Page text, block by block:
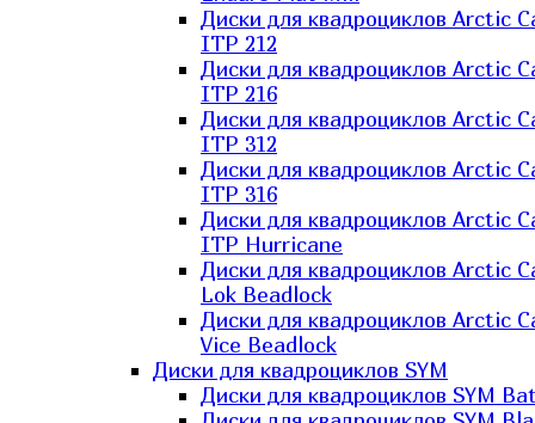
Диски для квадроциклов Arctic
ITP 212
Диски для квадроциклов Arctic
ITP 216
Диски для квадроциклов Arctic
ITP 312
Диски для квадроциклов Arctic
ITP 316
Диски для квадроциклов Arctic
ITP Hurricane
Диски для квадроциклов Arctic
Lok Beadlock
Диски для квадроциклов Arctic
Vice Beadlock
Диски для квадроциклов SYM
Диски для квадроциклов SYM